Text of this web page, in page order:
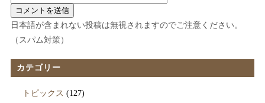
日本語が含まれない投稿は無視されますのでご注意ください。
（スパム対策）
カテゴリー
トピックス (127)